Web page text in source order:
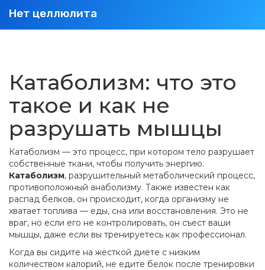
Нет целлюлита
Катаболизм: что это
такое и как не
разрушать мышцы
Катаболизм — это процесс, при котором тело разрушает
собственные ткани, чтобы получить энергию.
Катаболизм, разрушительный метаболический процесс,
противоположный анаболизму. Также известен как
распад белков, он происходит, когда организму не
хватает топлива — еды, сна или восстановления. Это не
враг, но если его не контролировать, он съест ваши
мышцы, даже если вы тренируетесь как профессионал.
Когда вы сидите на жёсткой диете с низким
количеством калорий, не едите белок после тренировки